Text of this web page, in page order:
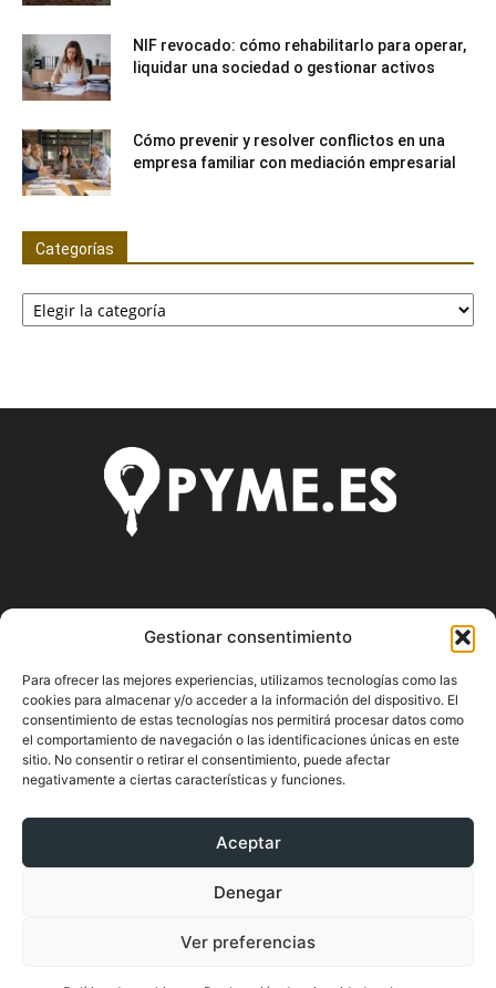
Gestionar consentimiento
Para ofrecer las mejores experiencias, utilizamos tecnologías como las
cookies para almacenar y/o acceder a la información del dispositivo. El
consentimiento de estas tecnologías nos permitirá procesar datos como
el comportamiento de navegación o las identificaciones únicas en este
sitio. No consentir o retirar el consentimiento, puede afectar
negativamente a ciertas características y funciones.
Aceptar
Denegar
Ver preferencias
NIF revocado: cómo rehabilitarlo para operar,
liquidar una sociedad o gestionar activos
Cómo prevenir y resolver conflictos en una
empresa familiar con mediación empresarial
Categorías
Categorías
Pyme.es es el portal web donde podrás mantenerte
actualizado de todas las noticias y novedades sobre la
economía en España y el mundo, así como donde podrás
conseguir toda la información necesaria sobre
emprendimiento.
SÍGUENOS